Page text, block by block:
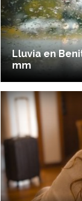
Lluvia en
mm